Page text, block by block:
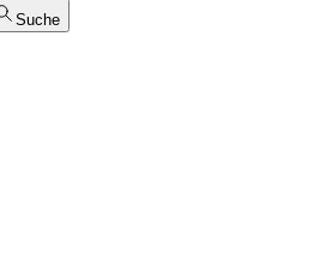
Suche